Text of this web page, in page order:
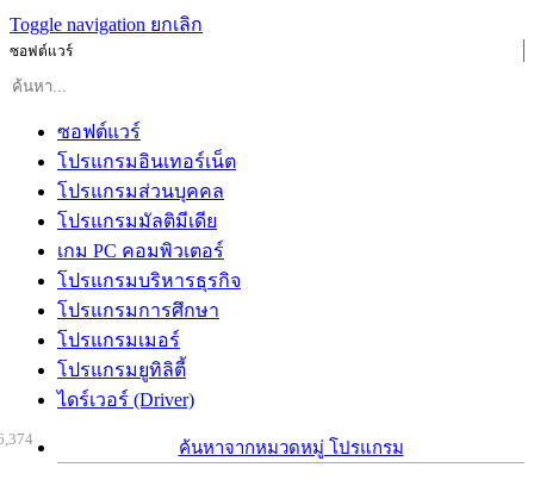
Toggle navigation ยกเลิก
ซอฟต์แวร์
ซอฟต์แวร์
โปรแกรมอินเทอร์เน็ต
โปรแกรมส่วนบุคคล
โปรแกรมมัลติมีเดีย
เกม PC คอมพิวเตอร์
โปรแกรมบริหารธุรกิจ
โปรแกรมการศึกษา
โปรแกรมเมอร์
โปรแกรมยูทิลิตี้
ไดร์เวอร์ (Driver)
ค้นหาจากหมวดหมู่ โปรแกรม